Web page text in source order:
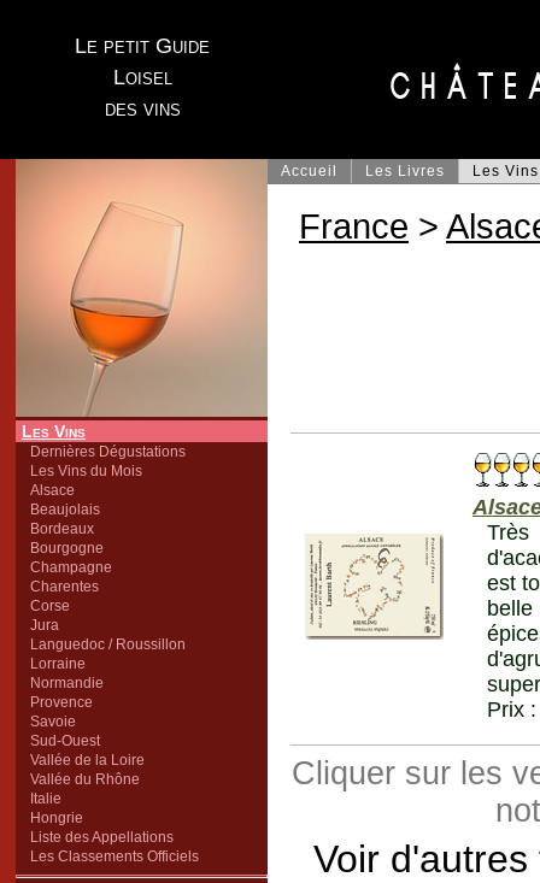
Le petit Guide
Loisel
des vins
Les Vins
Dernières Dégustations
Les Vins du Mois
Alsace
Beaujolais
Bordeaux
Bourgogne
Champagne
Charentes
Corse
Jura
Languedoc / Roussillon
Lorraine
Normandie
Provence
Savoie
Sud-Ouest
Vallée de la Loire
Vallée du Rhône
Italie
Hongrie
Liste des Appellations
Les Classements Officiels
Accueil Les Livres Les Vins
France >
Très
est
Prix
Cliquer sur les
Voir